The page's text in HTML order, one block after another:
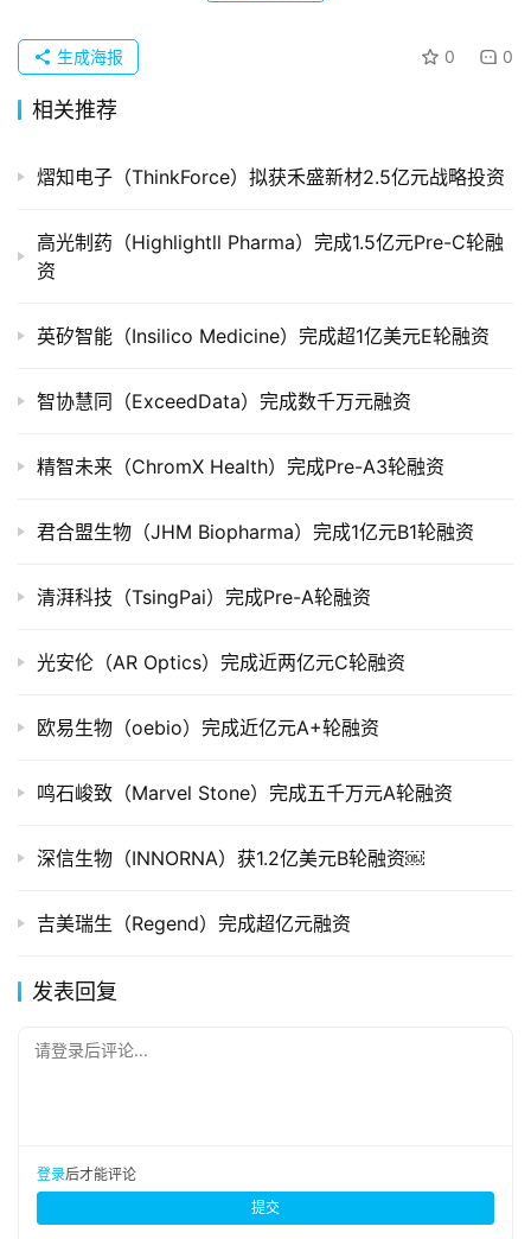
并
重
司
上
投
业
院
登录
0 0
生成海报
相关推荐
熠知电子（ThinkForce）拟获禾盛新材2.5亿元战略投资
高光制药（Highlightll Pharma）完成1.5亿元Pre-C轮融
资
英矽智能（Insilico Medicine）完成超1亿美元E轮融资
智协慧同（ExceedData）完成数千万元融资
精智未来（ChromX Health）完成Pre-A3轮融资
君合盟生物（JHM Biopharma）完成1亿元B1轮融资
清湃科技（TsingPai）完成Pre-A轮融资
光安伦（AR Optics）完成近两亿元C轮融资
欧易生物（oebio）完成近亿元A+轮融资
鸣石峻致（Marvel Stone）完成五千万元A轮融资
深信生物（INNORNA）获1.2亿美元B轮融资￼
吉美瑞生（Regend）完成超亿元融资
发表回复
请登录后评论...
登录后才能评论
提交